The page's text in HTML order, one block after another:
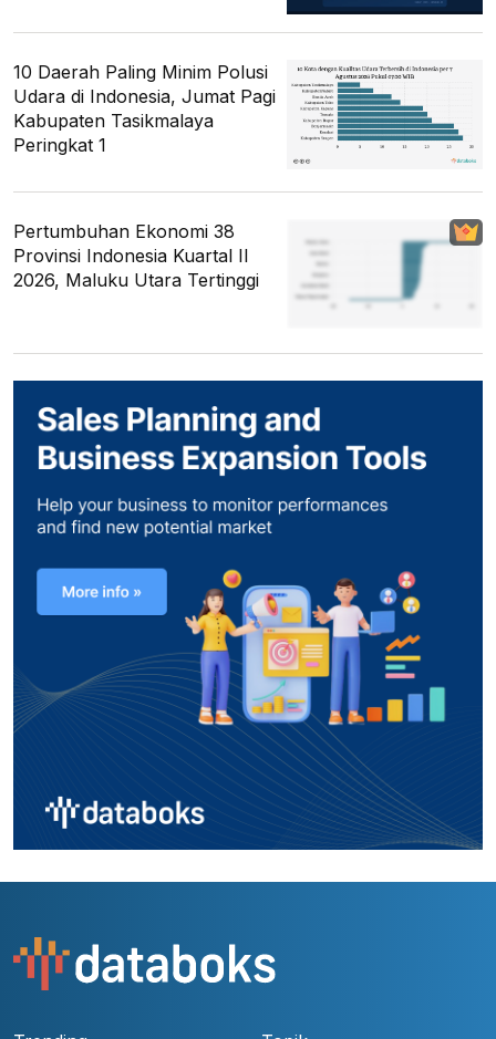
10 Daerah Paling Minim Polusi
Udara di Indonesia, Jumat Pagi
Kabupaten Tasikmalaya
Peringkat 1
Pertumbuhan Ekonomi 38
Provinsi Indonesia Kuartal II
2026, Maluku Utara Tertinggi